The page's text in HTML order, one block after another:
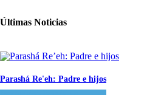
Últimas Noticias
Parashá Re'eh: Padre e hijos